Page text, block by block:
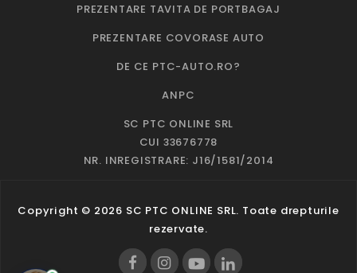
PREZENTARE TAVITA DE PORTBAGAJ
PREZENTARE COVORASE AUTO
DE CE PTC-AUTO.RO?
ANPC
SC PTC ONLINE SRL
CUI 33676778
NR. INREGISTRARE: J16/1581/2014
Copyright © 2026 SC PTC ONLINE SRL. Toate drepturile
rezervate.